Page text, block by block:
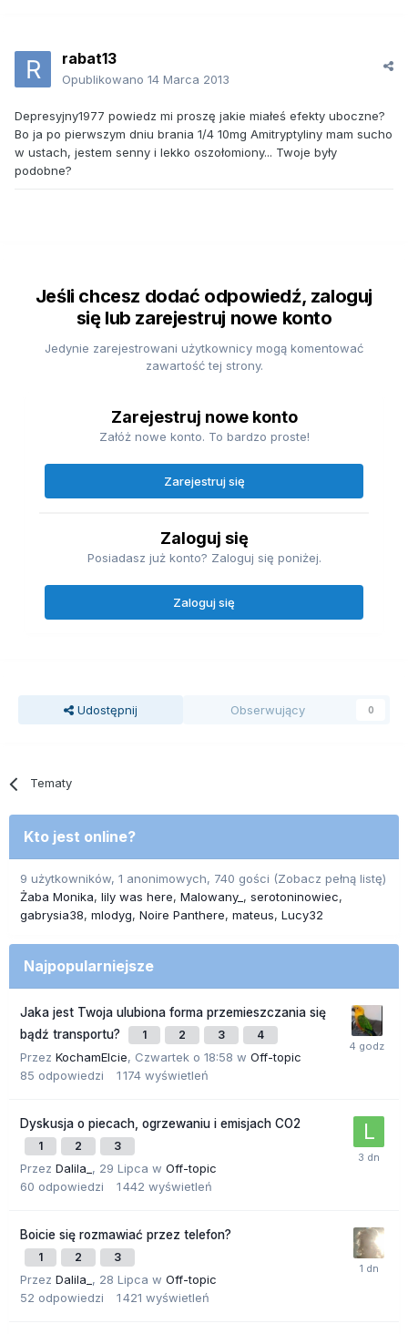
rabat13
Opublikowano 14 Marca 2013
Depresyjny1977 powiedz mi proszę jakie miałeś efekty uboczne?
Bo ja po pierwszym dniu brania 1/4 10mg Amitryptyliny mam sucho
w ustach, jestem senny i lekko oszołomiony... Twoje były
podobne?
Jeśli chcesz dodać odpowiedź, zaloguj
się lub zarejestruj nowe konto
Jedynie zarejestrowani użytkownicy mogą komentować
zawartość tej strony.
Zarejestruj nowe konto
Załóż nowe konto. To bardzo proste!
Zarejestruj się
Zaloguj się
Posiadasz już konto? Zaloguj się poniżej.
Zaloguj się
Udostępnij Obserwujący 0
Tematy
Kto jest online?
9 użytkowników, 1 anonimowych, 740 gości (Zobacz pełną listę)
Żaba Monika lily was here Malowany_
serotoninowiec
gabrysia38 mlodyg Noire Panthere mateus Lucy32
Najpopularniejsze
Jaka jest Twoja ulubiona forma przemieszczania się
bądź transportu?
1 2 3 4
Przez KochamElcie, Czwartek o 18:58 w Off-topic
85 odpowiedzi 1 174 wyświetleń
Dyskusja o piecach, ogrzewaniu i emisjach CO2
1 2 3
Przez Dalila_ , 29 Lipca w Off-topic
60 odpowiedzi 1 442 wyświetleń
Boicie się rozmawiać przez telefon?
1 2 3
Przez Dalila_ , 28 Lipca w Off-topic
52 odpowiedzi 1 421 wyświetleń